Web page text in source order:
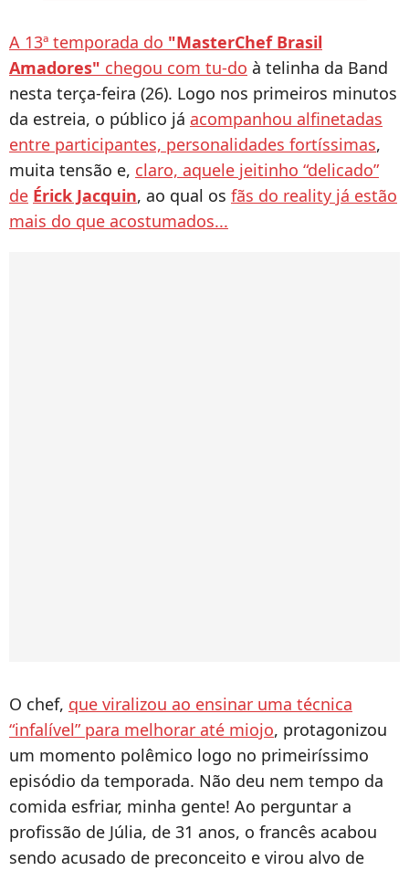
A 13ª temporada do "MasterChef Brasil
Amadores" chegou com tu-do à telinha da Band
nesta terça-feira (26). Logo nos primeiros minutos
da estreia, o público já acompanhou alfinetadas
entre participantes, personalidades fortíssimas,
muita tensão e, claro, aquele jeitinho “delicado”
de Érick Jacquin, ao qual os fãs do reality já estão
mais do que acostumados...
O chef, que viralizou ao ensinar uma técnica
“infalível” para melhorar até miojo, protagonizou
um momento polêmico logo no primeiríssimo
episódio da temporada. Não deu nem tempo da
comida esfriar, minha gente! Ao perguntar a
profissão de Júlia, de 31 anos, o francês acabou
sendo acusado de preconceito e virou alvo de